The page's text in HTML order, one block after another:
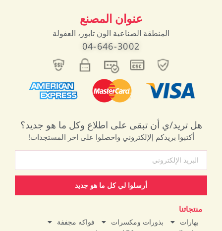
عنوان المصنع
المنطقة الصناعية الون تابور، العفولة
04-646-3002
هل تريد/ي أن تبقى على اطلاع وكل ما هو جديد؟
أكتبوا بريدكم إلإلكتروني واحصلوا على اخر المستجدات!
أرسلوا لي كل ما هو جديد
منتجاتنا
بهارات بذورات ومكسرات
فواكه مجففة